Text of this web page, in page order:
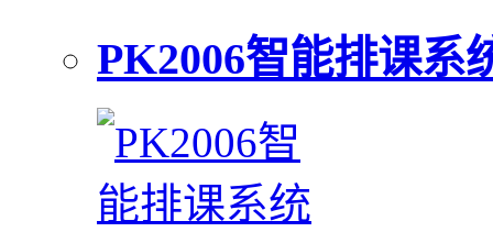
PK2006智能排课系